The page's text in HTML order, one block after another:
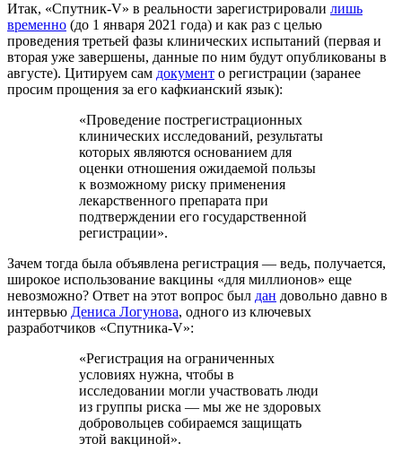
Итак, «Спутник-V» в реальности зарегистрировали лишь
временно (до 1 января 2021 года) и как раз с целью
проведения третьей фазы клинических испытаний (первая и
вторая уже завершены, данные по ним будут опубликованы в
августе). Цитируем сам документ о регистрации (заранее
просим прощения за его кафкианский язык):
«Проведение пострегистрационных
клинических исследований, результаты
которых являются основанием для
оценки отношения ожидаемой пользы
к возможному риску применения
лекарственного препарата при
подтверждении его государственной
регистрации».
Зачем тогда была объявлена регистрация — ведь, получается,
широкое использование вакцины «для миллионов» еще
невозможно? Ответ на этот вопрос был дан довольно давно в
интервью Дениса Логунова, одного из ключевых
разработчиков «Спутника-V»:
«Регистрация на ограниченных
условиях нужна, чтобы в
исследовании могли участвовать люди
из группы риска — мы же не здоровых
добровольцев собираемся защищать
этой вакциной».